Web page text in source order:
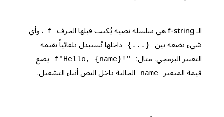
الـ f-string هي سلسلة نصية يُكتب قبلها الحرف f ، وأي
شيء تضعه بين
{...}
داخلها يُستبدل تلقائياً بقيمة
التعبير البرمجي. مثال:
f"Hello, {name}!"
يضع
قيمة المتغير
name الحالية داخل النص أثناء التشغيل.